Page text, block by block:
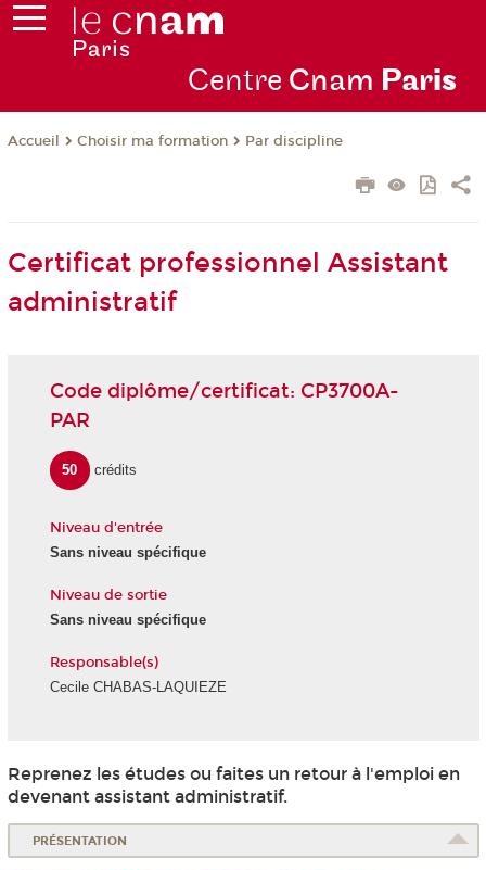
Centre Cnam Paris
Accueil Choisir ma formation Par discipline
Certificat professionnel Assistant
administratif
Code diplôme/certificat: CP3700A-
PAR
50 crédits
Niveau d'entrée
Sans niveau spécifique
Niveau de sortie
Sans niveau spécifique
Responsable(s)
Cecile CHABAS-LAQUIEZE
Reprenez les études ou faites un retour à l'emploi en
devenant assistant administratif.
PRÉSENTATION